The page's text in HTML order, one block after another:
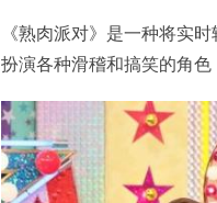
《熟肉派对》是一种将实
扮演各种滑稽和搞笑的角色